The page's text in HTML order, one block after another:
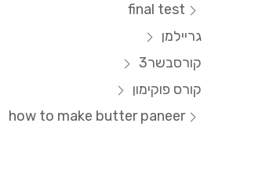
final test
גריילמן
קורסבשר3
קורס פוקימון
how to make butter paneer